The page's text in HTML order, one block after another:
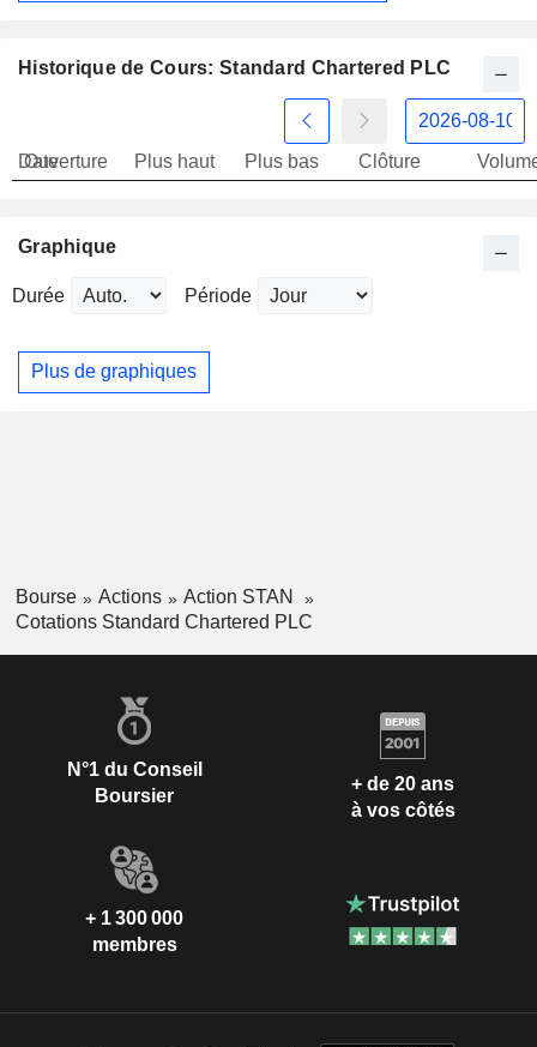
Historique de Cours: Standard Chartered PLC
Date
Ouverture Plus haut Plus bas Clôture
Graphique
Durée Période
Plus de graphiques
Bourse Actions
Action STAN
Cotations Standard Chartered PLC
N°1 du Conseil
Boursier
+ de 20 ans
à vos côtés
+ 1 300 000
membres